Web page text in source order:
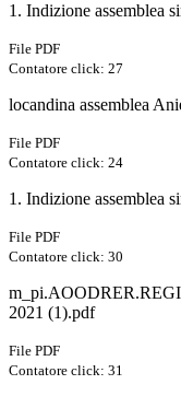
1. Indizione assemblea
File PDF
Contatore click: 27
locandina assemblea
File PDF
Contatore click: 24
1. Indizione assemblea
File PDF
Contatore click: 30
2021 (1).pdf
File PDF
Contatore click: 31